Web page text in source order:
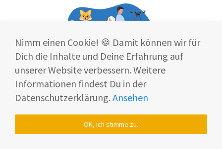
6 Smart Home Experten
Nimm einen Cookie! 🍪 Damit können wir für
Dich die Inhalte und Deine Erfahrung auf
unserer Website verbessern. Weitere
Informationen findest Du in der
Datenschutzerklärung. Ansehen
OK, ich stimme zu.